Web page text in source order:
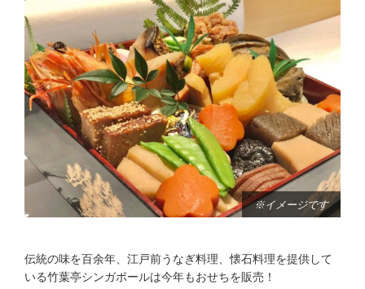
※イメージです
伝統の味を百余年、江戸前うなぎ料理、懐石料理を提供して
いる竹葉亭シンガポールは今年もおせちを販売！